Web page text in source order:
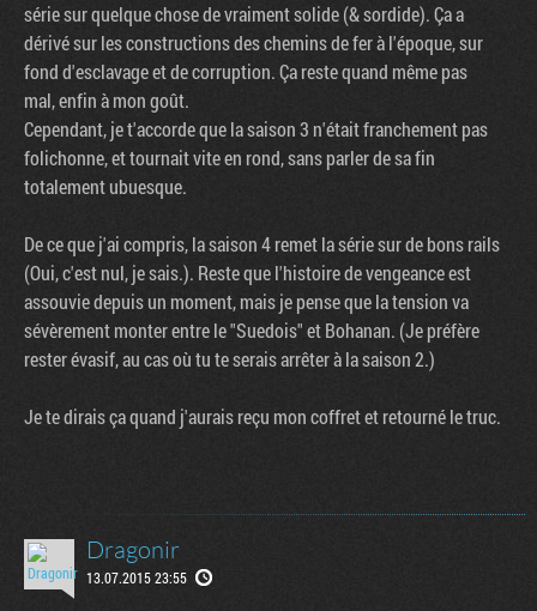
série sur quelque chose de vraiment solide (& sordide). Ça a
dérivé sur les constructions des chemins de fer à l'époque, sur
fond d'esclavage et de corruption. Ça reste quand même pas
mal, enfin à mon goût.
Cependant, je t'accorde que la saison 3 n'était franchement pas
folichonne, et tournait vite en rond, sans parler de sa fin
totalement ubuesque.
De ce que j'ai compris, la saison 4 remet la série sur de bons rails
(Oui, c'est nul, je sais.). Reste que l'histoire de vengeance est
assouvie depuis un moment, mais je pense que la tension va
sévèrement monter entre le "Suedois" et Bohanan. (Je préfère
rester évasif, au cas où tu te serais arrêter à la saison 2.)
Je te dirais ça quand j'aurais reçu mon coffret et retourné le truc.
Dragonir
13.07.2015 23:55